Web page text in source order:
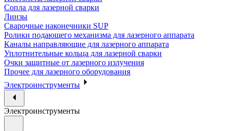
Сопла для лазерной сварки
Линзы
Сварочные наконечники SUP
Ролики подающего механизма для лазерного аппарата
Каналы направляющие для лазерного аппарата
Уплотнительные кольца для лазерной сварки
Очки защитные от лазерного излучения
Прочее для лазерного оборудования
Электроинструменты
Электроинструменты